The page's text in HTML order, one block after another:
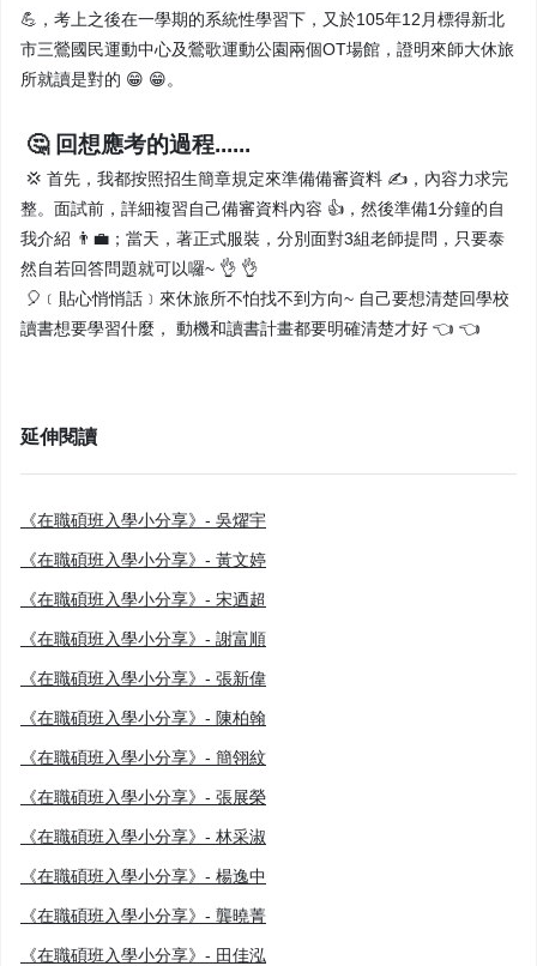
💪，考上之後在一學期的系統性學習下，又於105年12月標得新北
市三鶯國民運動中心及鶯歌運動公園兩個OT場館，證明來師大休旅
所就讀是對的 😁 😁。
🤔 回想應考的過程......
💢 首先，我都按照招生簡章規定來準備備審資料 ✍️，內容力求完
整。面試前，詳細複習自己備審資料內容 👍，然後準備1分鐘的自
我介紹 👨‍💼；當天，著正式服裝，分別面對3組老師提問，只要泰
然自若回答問題就可以囉~ 👌 👌
🎈﹝貼心悄悄話﹞來休旅所不怕找不到方向~ 自己要想清楚回學校
讀書想要學習什麼， 動機和讀書計畫都要明確清楚才好 👈 👈
延伸閱讀
《在職碩班入學小分享》- 吳燿宇
《在職碩班入學小分享》- 黃文婷
《在職碩班入學小分享》- 宋迺超
《在職碩班入學小分享》- 謝富順
《在職碩班入學小分享》- 張新偉
《在職碩班入學小分享》- 陳柏翰
《在職碩班入學小分享》- 簡翎紋
《在職碩班入學小分享》- 張展榮
《在職碩班入學小分享》- 林采淑
《在職碩班入學小分享》- 楊逸中
《在職碩班入學小分享》- 龔曉菁
《在職碩班入學小分享》- 田佳泓